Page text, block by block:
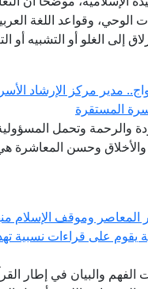
وقواعد اللغة
إلى الغلو أو التشبيه أو
مدير مركز الإرشاد
المستقرة
وتحمل
والأخلاق وحسن المعاشرة
وموقف الإسلام
يقوم على قراءات نسبية
الفهم والبيان في إطار